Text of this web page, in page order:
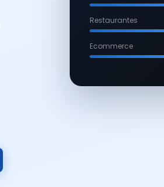
Restaurantes
Ecommerce